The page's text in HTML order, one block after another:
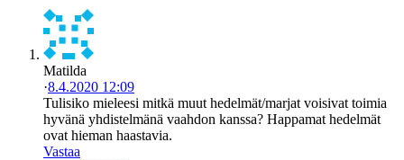
Matilda
·8.4.2020 12:09
Tulisiko mieleesi mitkä muut hedelmät/marjat voisivat toimia
hyvänä yhdistelmänä vaahdon kanssa? Happamat hedelmät
ovat hieman haastavia.
Vastaa